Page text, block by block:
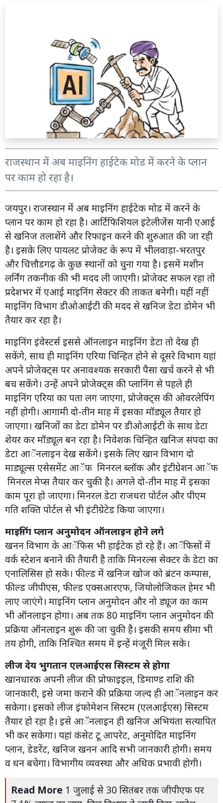
राजस्थान में अब माइनिंग हाईटेक मोड में करने के प्लान
पर काम हो रहा है।
जयपुर। राजस्थान में अब माइनिंग हाईटेक मोड में करने के
प्लान पर काम हो रहा है। आर्टिफिशियल इंटेलीजेंस यानी एआई
से खनिज तलाशेंगे और रिफाइन करने की शुरुआत की जा रही
है। इसके लिए पायलट प्रोजेक्ट के रूप में भीलवाड़ा-भरतपुर
और चित्तौडगढ़ के कुछ स्थानों को चुना गया है। इसमें मशीन
लर्निंग तकनीक की भी मदद ली जाएगी। प्रोजेक्ट सफल रहा तो
प्रदेशभर में एआई माइनिंग सेक्टर की ताकत बनेगी। यहीं नहीं
माइनिंग विभाग डीओआईटी की मदद से खनिज डेटा डोमेन भी
तैयार कर रहा है।
माइनिंग इंवेस्टर्स इससे ऑनलाइन माइनिंग डेटा तो देख ही
सकेंगे, साथ ही माइनिंग एरिया चिन्हित होने से दूसरे विभाग यहां
अपने प्रोजेक्ट्स पर अनावश्यक सरकारी पैसा खर्च करने से भी
बच सकेंगे। उन्हें अपने प्रोजेक्ट्स की प्लानिंग से पहले ही
माइनिंग एरिया का पता लग जाएगा, प्रोजेक्ट्स की ओवरलेपिंग
नहीं होगी। आगामी दो-तीन माह में इसका मॉड्यूल तैयार हो
जाएगा। खनिजों का डेटा डोमेन पर डीओआईटी के साथ डेटा
शेयर कर मॉड्यूल बन रहा है। निवेशक चिन्हित खनिज संपदा का
डेटा आॅनलाइन देख सकेंगे। इसके लिए खान विभाग दो
माड्यूल्स एसेसमेंट आॅफ मिनरल ब्लॉक और इंटीग्रेशन आॅफ
मिनरल मेप्स तैयार कर चुकी है। अगले दो-तीन माह में इसका
काम पूरा हो जाएगा। मिनरल डेटा राजधरा पोर्टल और पीएम
गति शक्ति पोर्टल से भी इंटीग्रेटेड किया जाएगा।
माइनिंग प्लान अनुमोदन ऑनलाइन होने लगे
खनन विभाग के आॅफिस भी हाईटेक हो रहे हैं। आॅफिसों में
वर्क स्टेशन बनाने की तैयारी है ताकि मिनरल्स सेक्टर के डेटा का
एनालिसिस हो सके। फील्ड में खनिज खोज को ब्रंटन कम्पास,
फील्ड जीपीएस, फील्ड एक्सआरएफ, जियोलोजिकल हेमर भी
लाए जाएंगे। माइनिंग प्लान अनुमोदन और नो ड्यूज का काम
भी ऑनलाइन होगा। अब तक 80 माइनिंग प्लान अनुमोदन की
प्रक्रिया ऑनलाइन शुरू की जा चुकी है। इसकी समय सीमा भी
तय होगी, ताकि निश्चित समय में इन्हें मंजूरी मिल सके।
लीज देय भुगतान एलआईएस सिस्टम से होगा
खानधारक अपनी लीज की प्रोफाइइल, डिमाण्ड राशि की
जानकारी, इसे जमा कराने की प्रक्रिया जल्द ही आॅनलाइन कर
सकेगा। इसको लीज इंफोमेशन सिस्टम (एलआईएस) सिस्टम
तैयार हो रहा है। इसे आॅनलाइन ही खनिज अभियंता सत्यापित
भी कर सकेगा। यहां कंसेट टू आपरेट, अनुमोदित माइनिंग
प्लान, डेडरेंट, खनिज खनन आदि सभी जानकारी होगी। समय
व धन बचेगा। विभागीय व्यवस्था और अधिक प्रभावी होगी।
Read More 1 जुलाई से 30 सितंबर तक जीपीएफ पर